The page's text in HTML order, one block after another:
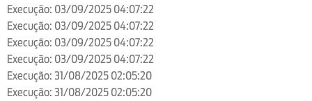
Execução: 03/09/2025 04:07:22
Execução: 03/09/2025 04:07:22
Execução: 03/09/2025 04:07:22
Execução: 03/09/2025 04:07:22
Execução: 31/08/2025 02:05:20
Execução: 31/08/2025 02:05:20